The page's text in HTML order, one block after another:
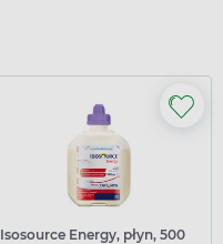
Isosource Energy, płyn, 500